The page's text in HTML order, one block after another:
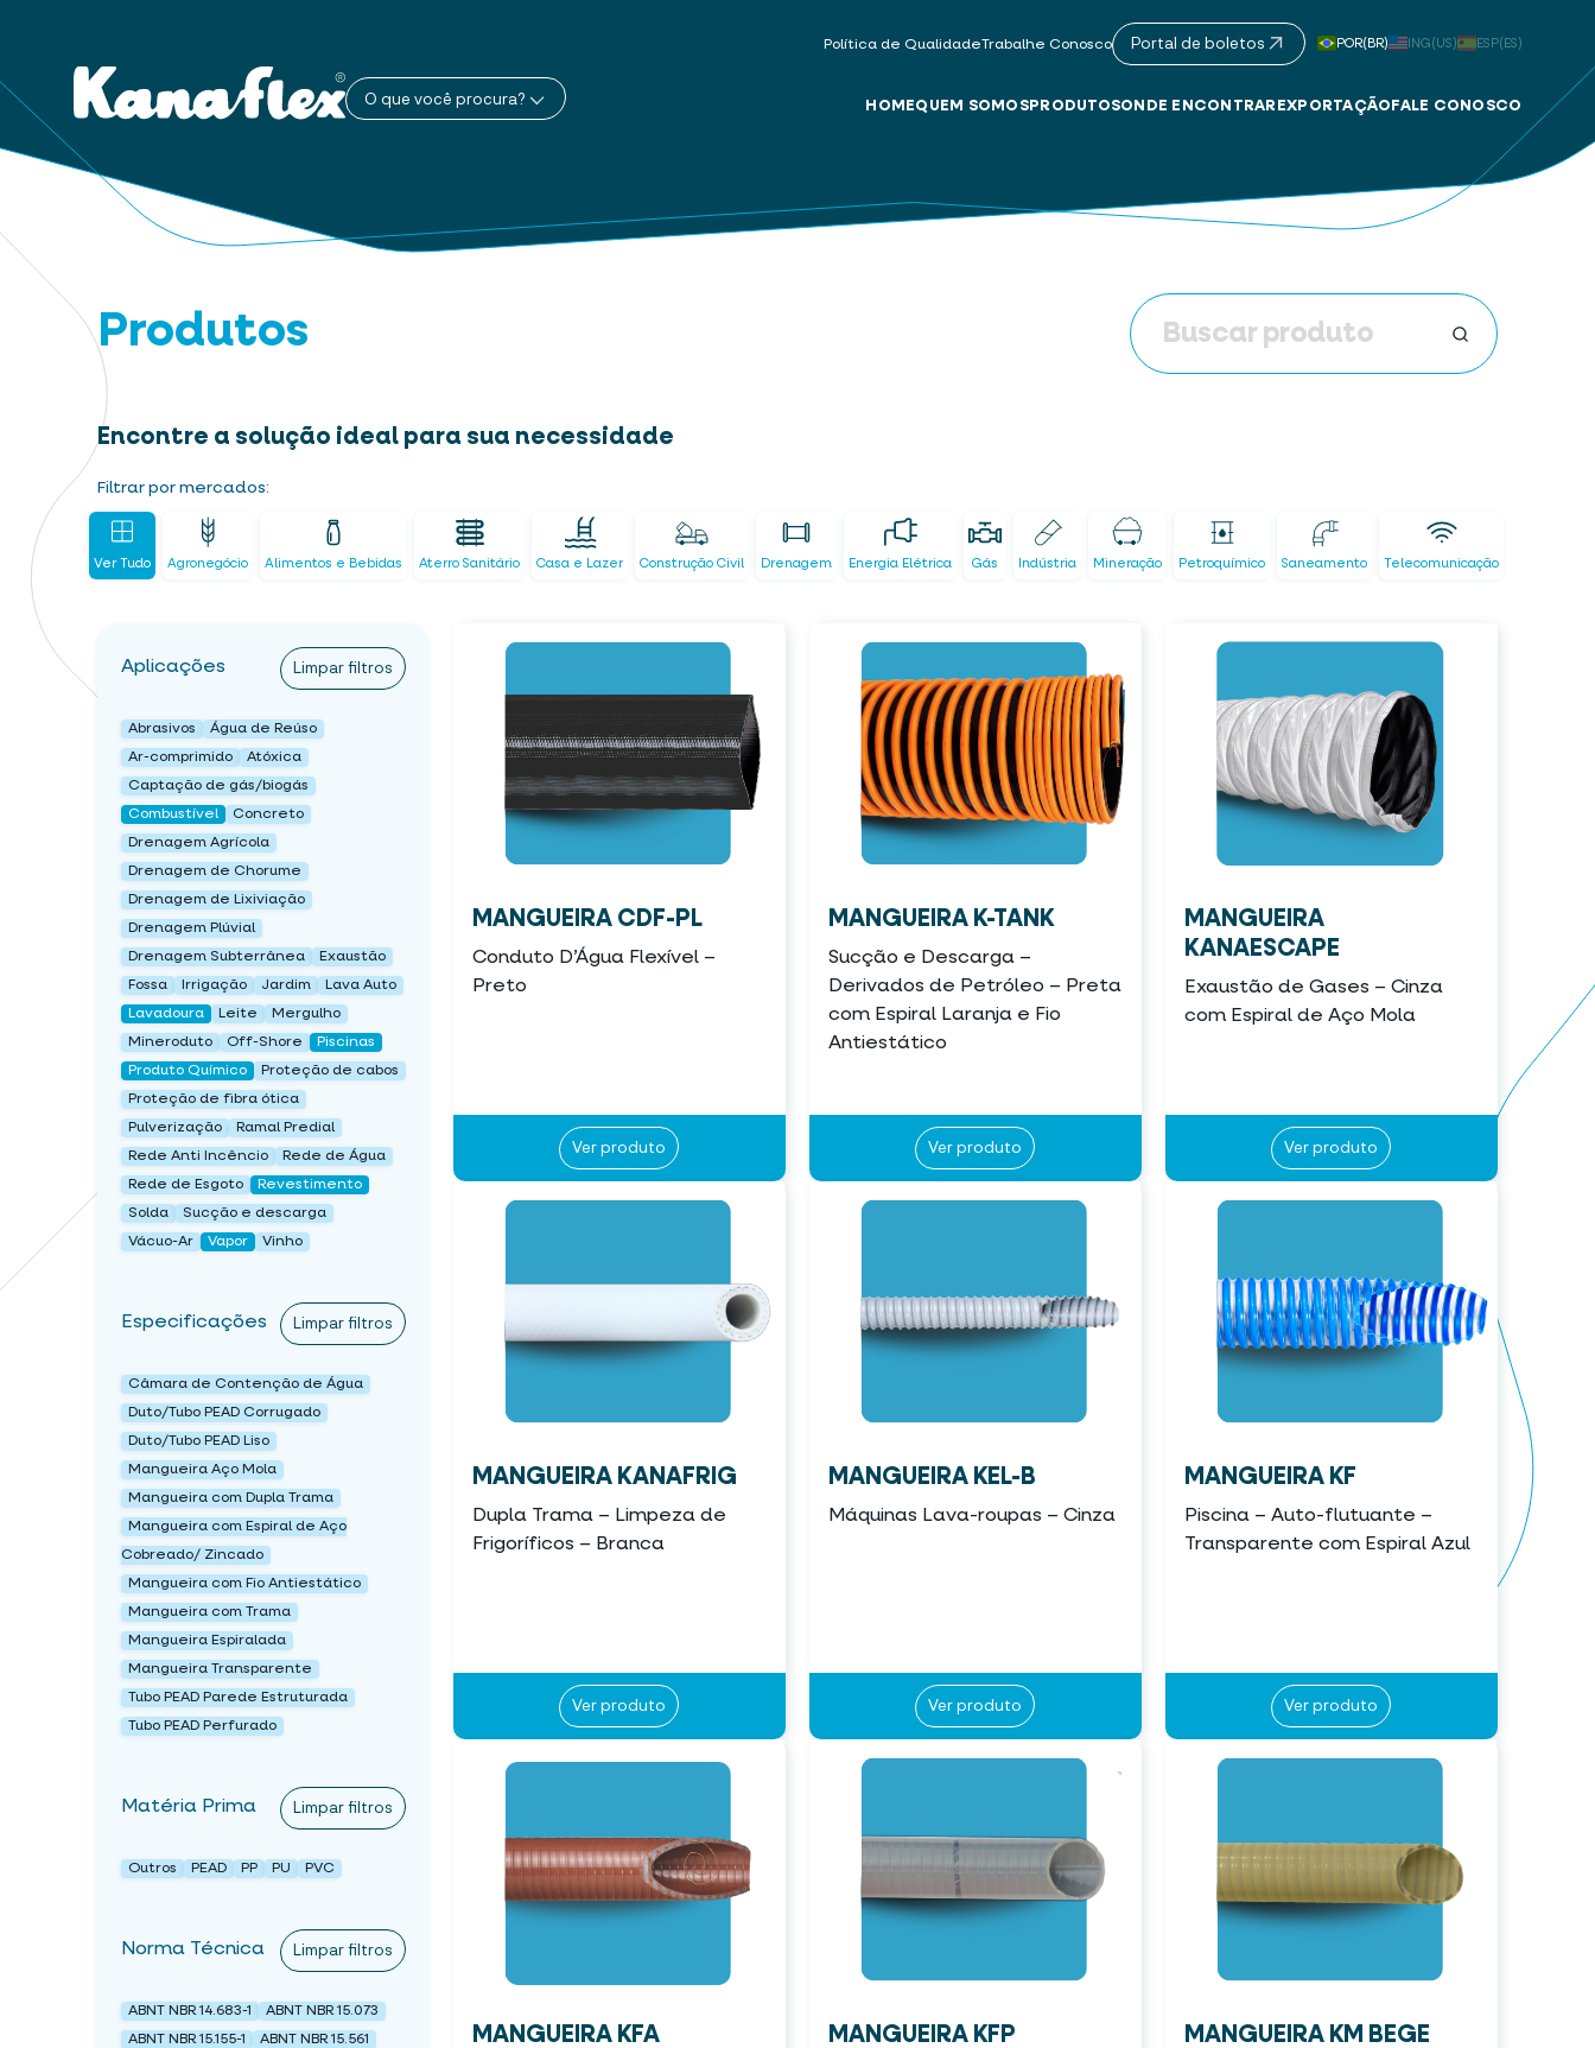
Política de QualidadeTrabalhe Conosco Portal de boletos POR(BR) ING(US) ESP(ES)
O que você procura? HOMEQUEM SOMOS PRODUTOSONDE ENCONTRAR EXPORTAÇÃO FALE CONOSCO
Produtos
Encontre a solução ideal para sua necessidade
Filtrar por mercados:
Ver Tudo Agronegócio Alimentos e Bebidas Aterro Sanitário Casa e Lazer Construção Civil Drenagem Energia Elétrica Gás Indústria Mineração Petroquímico Saneamento Telecomunicação
Aplicações Limpar filtros
Abrasivos
Água de Reúso
Ar-comprimido
Atóxica
Captação de gás/biogás
Combustível
Concreto
Drenagem Agrícola
Drenagem de Chorume
Drenagem de Lixiviação
Drenagem Plúvial
Drenagem Subterrânea
Exaustão
Fossa
Irrigação Jardim
Lava Auto
Lavadoura
Leite
Mergulho
Mineroduto
Off-Shore
Piscinas
Produto Químico
Proteção de cabos
Proteção de fibra ótica
Pulverização
Ramal Predial
Rede Anti Incêncio
Rede de Água
Rede de Esgoto
Revestimento
Solda
Sucção e descarga
Vácuo-Ar
Vapor Vinho
Especificações Limpar filtros
Câmara de Contenção de Água
Duto/Tubo PEAD Corrugado
Duto/Tubo PEAD Liso
Mangueira Aço Mola
Mangueira com Dupla Trama
Mangueira com Espiral de Aço
Cobreado/ Zincado
Mangueira com Fio Antiestático
Mangueira com Trama
Mangueira Espiralada
Mangueira Transparente
Tubo PEAD Parede Estruturada
Tubo PEAD Perfurado
Matéria Prima Limpar filtros
Outros PEAD PP PU PVC
Norma Técnica Limpar filtros
ABNT NBR 14.683-1
ABNT NBR 15.073
ABNT NBR 15.155-1
ABNT NBR 15.561
MANGUEIRA CDF-PL
Conduto D’Água Flexível –
Preto
Ver produto
MANGUEIRA K-TANK
Sucção e Descarga –
Derivados de Petróleo – Preta
com Espiral Laranja e Fio
Antiestático
Ver produto
MANGUEIRA
KANAESCAPE
Exaustão de Gases – Cinza
com Espiral de Aço Mola
Ver produto
MANGUEIRA KANAFRIG
Dupla Trama – Limpeza de
Frigoríficos – Branca
Ver produto
MANGUEIRA KEL-B
Máquinas Lava-roupas – Cinza
Ver produto
MANGUEIRA KF
Piscina – Auto-flutuante –
Transparente com Espiral Azul
Ver produto
MANGUEIRA KFA MANGUEIRA KFP MANGUEIRA KM BEGE